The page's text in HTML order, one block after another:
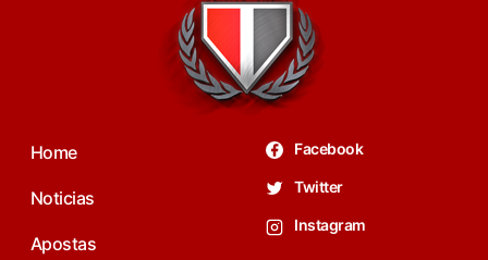
Home
Noticias
Apostas
Facebook
Twitter
Instagram